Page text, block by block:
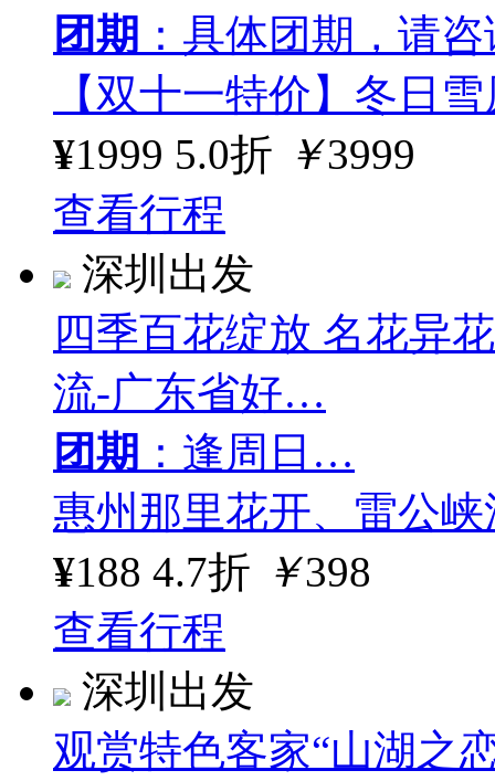
团期 ：具体团期，请
【双十一特价】冬日
¥1999 5.0折 ￥3999
查看行程
深圳出发
四季百花绽放 名花异
流-广东省好…
团期 ：逢周日…
惠州那里花开、雷公
¥188 4.7折 ￥398
查看行程
深圳出发
观赏特色客家“山湖之